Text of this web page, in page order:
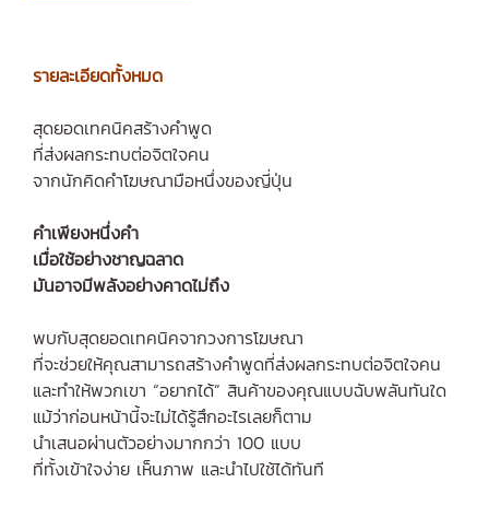
รายละเอียดทั้งหมด
สุดยอดเทคนิคสร้างคำพูด
ที่ส่งผลกระทบต่อจิตใจคน
จากนักคิดคำโฆษณามือหนึ่งของญี่ปุ่น
คำเพียงหนึ่งคำ
เมื่อใช้อย่างชาญฉลาด
มันอาจมีพลังอย่างคาดไม่ถึง
พบกับสุดยอดเทคนิคจากวงการโฆษณา
ที่จะช่วยให้คุณสามารถสร้างคำพูดที่ส่งผลกระทบต่อจิตใจคน
และทำให้พวกเขา “อยากได้” สินค้าของคุณแบบฉับพลันทันใด
แม้ว่าก่อนหน้านี้จะไม่ได้รู้สึกอะไรเลยก็ตาม
นำเสนอผ่านตัวอย่างมากกว่า 100 แบบ
ที่ทั้งเข้าใจง่าย เห็นภาพ และนำไปใช้ได้ทันที